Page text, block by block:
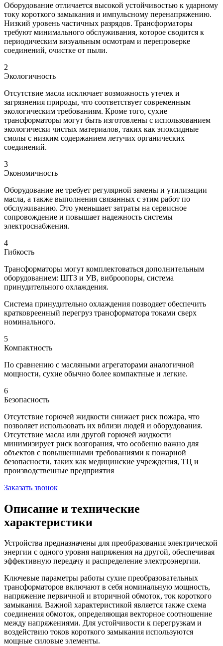
Оборудование отличается высокой устойчивостью к ударному
току короткого замыкания и импульсному перенапряжению.
Низкий уровень частичных разрядов. Трансформаторы
требуют минимального обслуживания, которое сводится к
периодическим визуальным осмотрам и перепроверке
соединений, очистке от пыли.
2
Экологичность
Отсутствие масла исключает возможность утечек и
загрязнения природы, что соответствует современным
экологическим требованиям. Кроме того, сухие
трансформаторы могут быть изготовлены с использованием
экологически чистых материалов, таких как эпоксидные
смолы с низким содержанием летучих органических
соединений.
3
Экономичность
Оборудование не требует регулярной замены и утилизации
масла, а также выполнения связанных с этим работ по
обслуживанию. Это уменьшает затраты на сервисное
сопровождение и повышает надежность системы
электроснабжения.
4
Гибкость
Трансформаторы могут комплектоваться дополнительным
оборудованием: ШТЗ и УВ, виброопоры, система
принудительного охлаждения.
Система принудительно охлаждения позводяет обеспечить
кратковреенный перегруз трансформатора токами сверх
номинального.
5
Компактность
По сравнению с масляными агрегаторами аналогичной
мощности, сухие обычно более компактные и легкие.
6
Безопасность
Отсутствие горючей жидкости снижает риск пожара, что
позволяет использовать их вблизи людей и оборудования.
Отсутствие масла или другой горючей жидкости
минимизирует риск возгорания, что особенно важно для
объектов с повышенными требованиями к пожарной
безопасности, таких как медицинские учреждения, ТЦ и
производственные предприятия
Заказать звонок
Описание и технические
характеристики
Устройства предназначены для преобразования электрической
энергии с одного уровня напряжения на другой, обеспечивая
эффективную передачу и распределение электроэнергии.
Ключевые параметры работы сухие преобразовательных
трансформаторов включают в себя номинальную мощность,
напряжение первичной и вторичной обмоток, ток короткого
замыкания. Важной характеристикой является также схема
соединения обмоток, определяющая векторное соотношение
между напряжениями. Для устойчивости к перегрузкам и
воздействию токов короткого замыкания используются
мощные силовые элементы.